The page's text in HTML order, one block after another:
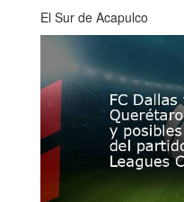
El Sur de Acapulco